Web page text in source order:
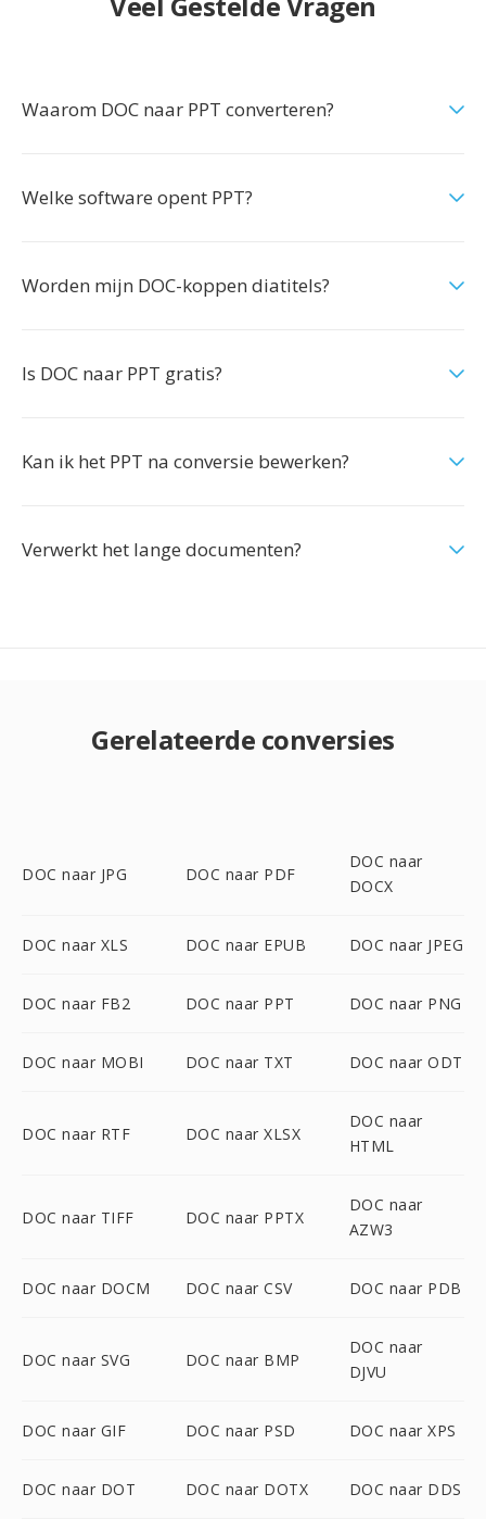
Waarom DOC naar PPT converteren?
Welke software opent PPT?
Worden mijn DOC-koppen diatitels?
Is DOC naar PPT gratis?
Kan ik het PPT na conversie bewerken?
Verwerkt het lange documenten?
Gerelateerde conversies
DOC naar JPG DOC naar PDF
DOC naar
DOCX
DOC naar XLS DOC naar EPUB DOC naar JPEG
DOC naar FB2 DOC naar PPT DOC naar PNG
DOC naar MOBI DOC naar TXT DOC naar ODT
DOC naar RTF DOC naar XLSX
DOC naar
HTML
DOC naar TIFF DOC naar PPTX
DOC naar
AZW3
DOC naar DOCM DOC naar CSV DOC naar PDB
DOC naar SVG DOC naar BMP
DOC naar
DJVU
DOC naar GIF DOC naar PSD DOC naar XPS
DOC naar DOT DOC naar DOTX DOC naar DDS